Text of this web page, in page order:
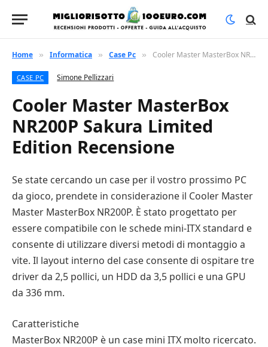
Home » Informatica » Case Pc » Cooler Master MasterBox NR200P Sakura Limited Edition Recensione
CASE PC Simone Pellizzari
Cooler Master MasterBox
NR200P Sakura Limited
Edition Recensione
Se state cercando un case per il vostro prossimo PC
da gioco, prendete in considerazione il Cooler Master
Master MasterBox NR200P. È stato progettato per
essere compatibile con le schede mini-ITX standard e
consente di utilizzare diversi metodi di montaggio a
vite. Il layout interno del case consente di ospitare tre
driver da 2,5 pollici, un HDD da 3,5 pollici e una GPU
da 336 mm.
Caratteristiche
MasterBox NR200P è un case mini ITX molto ricercato.